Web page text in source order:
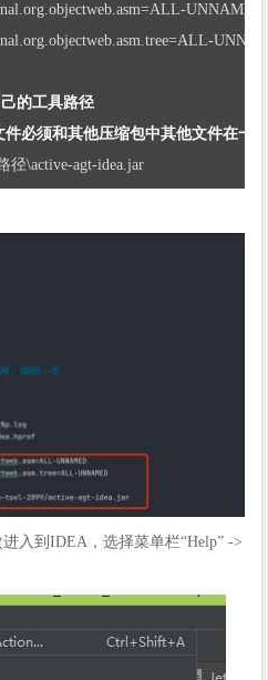
UNNAMED
的工具路径
必须和其他压缩包中其他文件在一
径\active-agt-idea.jar
入到IDEA，选择菜单栏“Help” ->